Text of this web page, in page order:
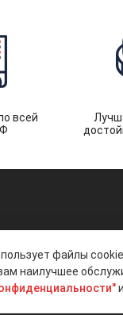
всей
файлы
наилучшее
и